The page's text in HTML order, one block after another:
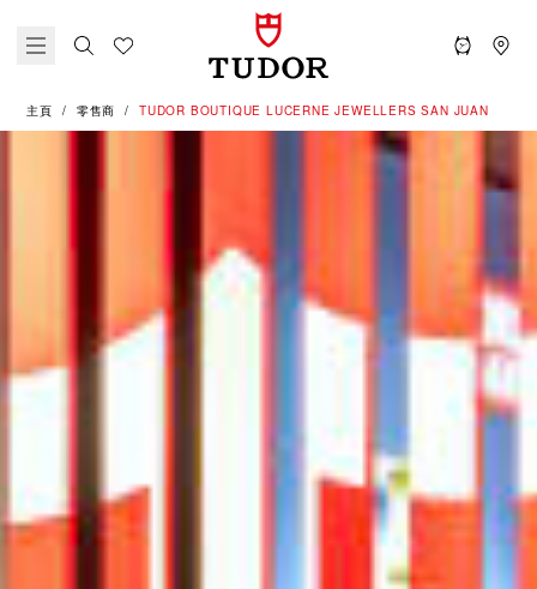
主頁 零售商 ‭TUDOR BOUTIQUE LUCERNE JEWELLERS SAN JUAN‬